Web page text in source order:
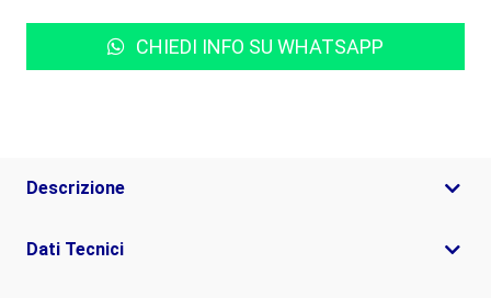
CHIEDI INFO SU WHATSAPP
Descrizione
Dati Tecnici